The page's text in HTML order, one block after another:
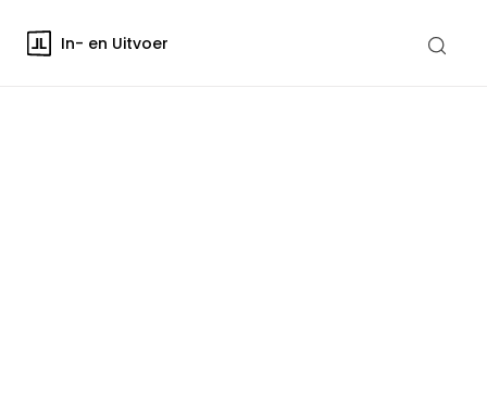
In- en Uitvoer